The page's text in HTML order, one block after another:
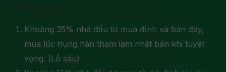
thống kê cho bạn
Khoảng 35% nhà đầu tư mua đỉnh và bán đáy,
mua lúc hung hãn tham lam nhất bán khi tuyệt
vọng. (Lỗ sâu)